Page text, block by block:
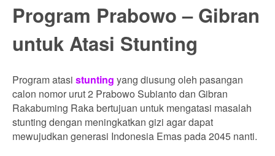
Program Prabowo – Gibran
untuk Atasi Stunting
Program atasi stunting yang diusung oleh pasangan
calon nomor urut 2 Prabowo Subianto dan Gibran
Rakabuming Raka bertujuan untuk mengatasi masalah
stunting dengan meningkatkan gizi agar dapat
mewujudkan generasi Indonesia Emas pada 2045 nanti.